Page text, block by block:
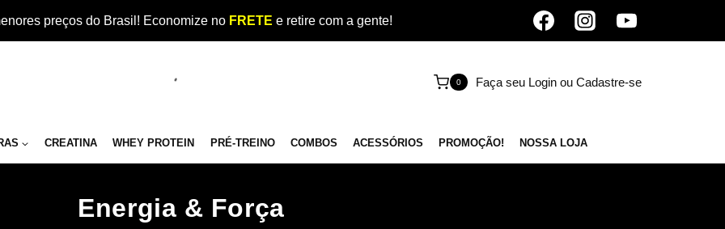
preços do Brasil! Economize no FRETE e retire com a gente!
0 Faça seu Login ou Cadastre-se
CREATINA WHEY PROTEIN PRÉ-TREINO COMBOS ACESSÓRIOS PROMOÇÃO! NOSSA LOJA
Energia & Força